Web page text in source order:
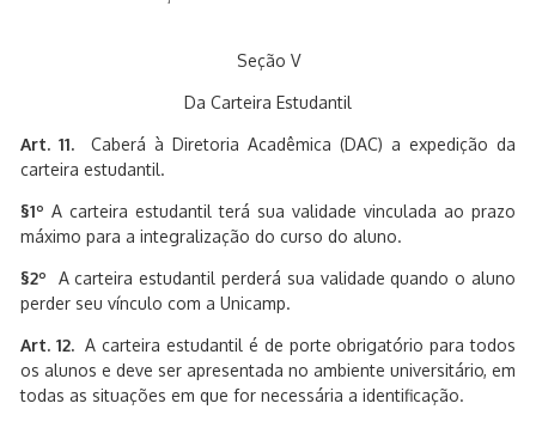
Seção V
Da Carteira Estudantil
Art. 11. Caberá à Diretoria Acadêmica (DAC) a expedição da
carteira estudantil.
§1º A carteira estudantil terá sua validade vinculada ao prazo
máximo para a integralização do curso do aluno.
§2º A carteira estudantil perderá sua validade quando o aluno
perder seu vínculo com a Unicamp.
Art. 12.A carteira estudantil é de porte obrigatório para todos
os alunos e deve ser apresentada no ambiente universitário, em
todas as situações em que for necessária a identificação.